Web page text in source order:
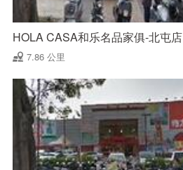
HOLA CASA和乐名品家俱-北屯店
7.86 公里